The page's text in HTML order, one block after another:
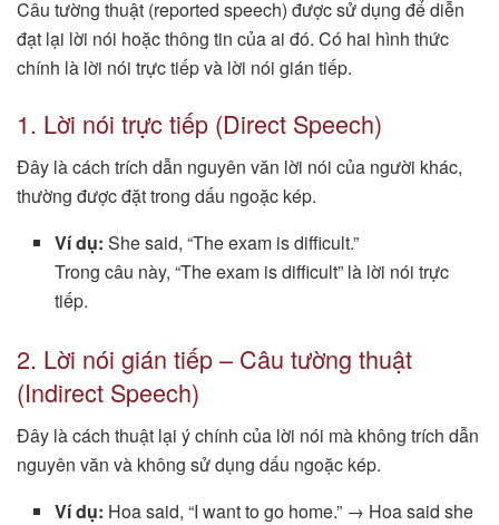
Câu tường thuật (reported speech) được sử dụng để diễn
đạt lại lời nói hoặc thông tin của ai đó. Có hai hình thức
chính là lời nói trực tiếp và lời nói gián tiếp.
1. Lời nói trực tiếp (Direct Speech)
Đây là cách trích dẫn nguyên văn lời nói của người khác,
thường được đặt trong dấu ngoặc kép.
Ví dụ: She said, “The exam is difficult.”
Trong câu này, “The exam is difficult” là lời nói trực
tiếp.
2. Lời nói gián tiếp – Câu tường thuật
(Indirect Speech)
Đây là cách thuật lại ý chính của lời nói mà không trích dẫn
nguyên văn và không sử dụng dấu ngoặc kép.
Ví dụ: Hoa said, “I want to go home.” → Hoa said she